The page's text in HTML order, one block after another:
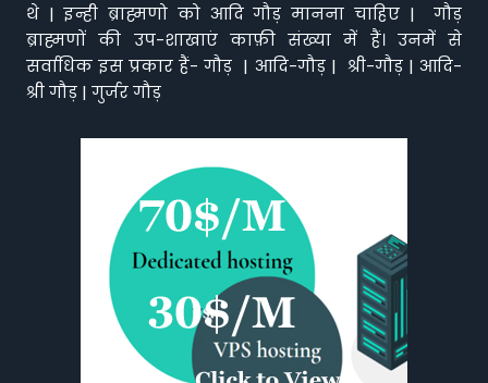
थे | इन्ही ब्राह्मणो को आदि गौड़ मानना चाहिए | गौड़
ब्राह्मणों की उप-शाखाएं काफ़ी संख्या में हैं। उनमें से
सर्वाधिक इस प्रकार हैं- गौड़ | आदि-गौड़ | श्री-गौड़ | आदि-
श्री गौड़ | गुर्जर गौड़